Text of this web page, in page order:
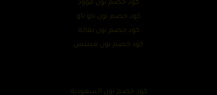
كود خصم نون فوود
كود خصم نون ناو ناو
كود خصم نون بقالة
كود خصم نون مينتس
كود خصم نون السعودية